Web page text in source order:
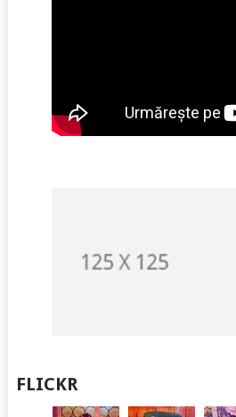
FLICKR